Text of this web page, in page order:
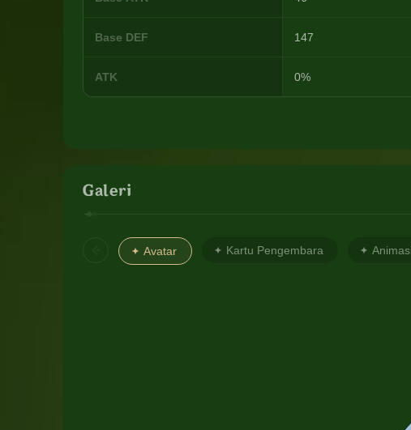
Base DEF 147
ATK 0%
Galeri
Avatar Kartu Pengembara